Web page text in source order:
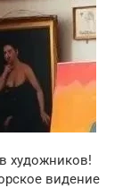
художников!
видение